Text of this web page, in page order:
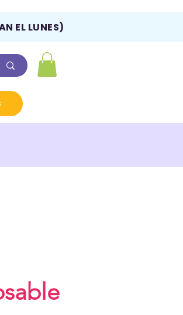
EL LUNES)